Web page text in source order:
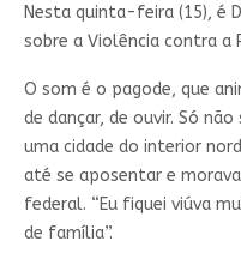
Nesta quinta-feira (15), é
sobre a Violência contra a
O som é o pagode, que
de dançar, de ouvir. Só
uma cidade do interior
até se aposentar e
federal. “Eu fiquei viúva
de família”.